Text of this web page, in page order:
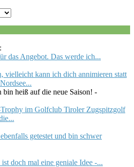
das Angebot. Das werde ich...
vielleicht kann ich dich annimieren statt
bin heiß auf die neue Saison! -
im Golfclub Tiroler Zugspitzgolf
getestet und bin schwer
doch mal eine geniale Idee -...